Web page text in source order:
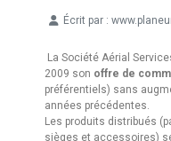
Écrit par :
La Société Aérial
2009 son offre de
préférentiels) sans
années précédentes.
Les produits distribués
sièges et accessoires)